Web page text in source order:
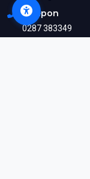
Telepon
0287 383349